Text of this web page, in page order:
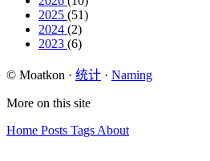
2025 (51)
2024 (2)
2023 (6)
© Moatkon · 统计 · Naming
More on this site
Home Posts Tags About